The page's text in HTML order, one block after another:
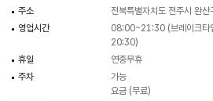
주소
전북특별자치도 전주시 완
영업시간
08:00~21:30 (브레이크
20:30)
휴일
연중무휴
주차
가능
요금 (무료)